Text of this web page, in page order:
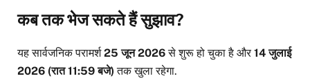
कब तक भेज सकते हैं सुझाव?
यह सार्वजनिक परामर्श25 जून 2026से शुरू हो चुका है और14 जुलाई
2026 (रात 11:59 बजे) तक खुला रहेगा.